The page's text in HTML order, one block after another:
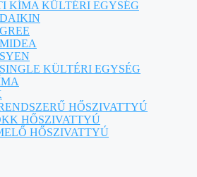
KÍMA KÜLTÉRI EGYSÉG
DAIKIN
GREE
MIDEA
SYEN
SINGLE KÜLTÉRI EGYSÉG
HŐSZIVATTYÚ
HŐSZIVATTYÚ
HŐSZIVATTYÚ